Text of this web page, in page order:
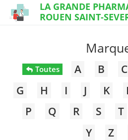
LA GRANDE
ROUEN SAINT-
Toutes A B C
G
H I J K
P
Q R S T
Y
Z